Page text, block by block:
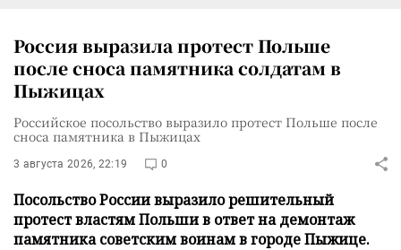
Россия выразила протест Польше
после сноса памятника солдатам в
Пыжицах
Российское посольство выразило протест Польше после
сноса памятника в Пыжицах
3 августа 2026, 22:19 0
Посольство России выразило решительный
протест властям Польши в ответ на демонтаж
памятника советским воинам в городе Пыжице.